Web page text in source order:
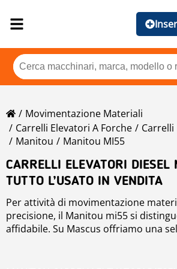
Movimentazione Materiali
Carrelli Elevatori A Forche
Carrelli
Manitou
Manitou MI55
CARRELLI ELEVATORI
TUTTO L’USATO IN VENDITA
Per attività di movimentazione
precisione, il Manitou mi55 si
affidabile. Su Mascus offriamo una